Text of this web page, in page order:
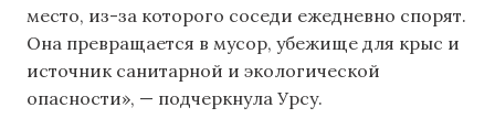
место, из-за которого соседи ежедневно спорят.
Она превращается в мусор, убежище для крыс и
источник санитарной и экологической
опасности», — подчеркнула Урсу.